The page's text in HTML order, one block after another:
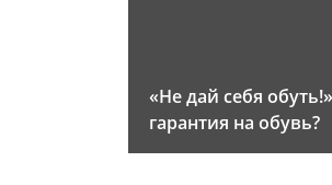
«Не дай себя
гарантия на обувь?